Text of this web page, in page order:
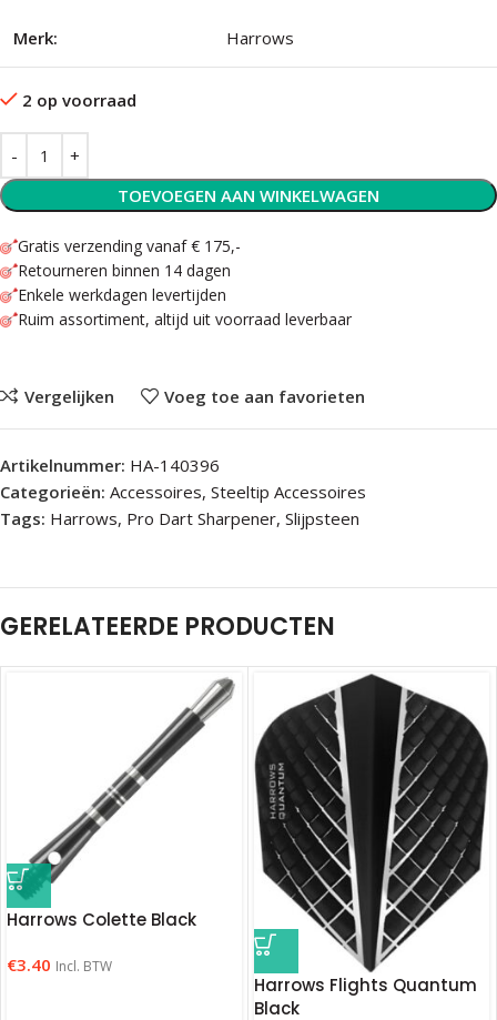
Merk: Harrows
2 op voorraad
TOEVOEGEN AAN WINKELWAGEN
Gratis verzending vanaf € 175,-
Retourneren binnen 14 dagen
Enkele werkdagen levertijden
Ruim assortiment, altijd uit voorraad leverbaar
Vergelijken Voeg toe aan favorieten
Artikelnummer: HA-140396
Categorieën: Accessoires, Steeltip Accessoires
Tags: Harrows, Pro Dart Sharpener, Slijpsteen
GERELATEERDE PRODUCTEN
Harrows Colette Black
€3.40 Incl. BTW
Harrows Flights Quantum
Black